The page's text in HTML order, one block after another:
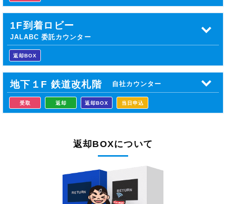
1F到着ロビー
JALABC 委託カウンター
返却BOX
地下１F 鉄道改札階 自社カウンター
受取 返却 返却BOX 当日申込
返却BOXについて